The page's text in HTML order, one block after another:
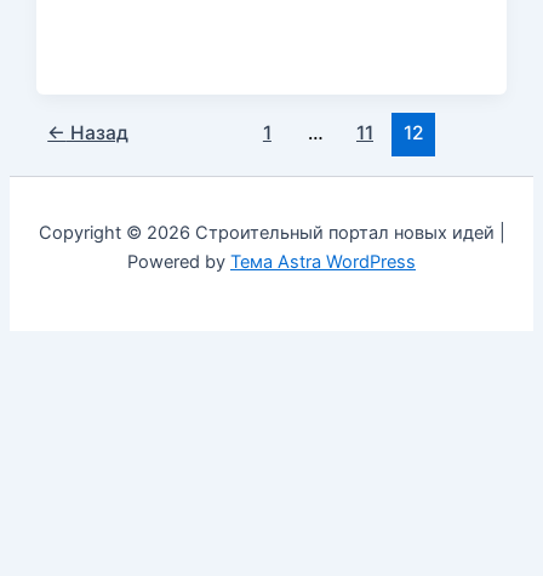
← Назад 1 … 11 12
Copyright © 2026 Строительный портал новых идей |
Powered by Тема Astra WordPress